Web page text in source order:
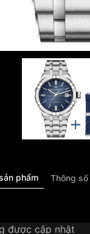
phẩm Thông số
được cập nhật